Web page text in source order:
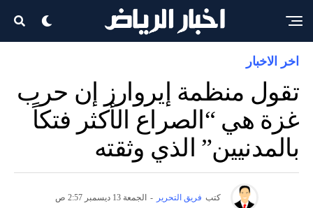
اخر الاخبار
تقول منظمة إيروارز إن حرب
غزة هي “الصراع الأكثر فتكاً
بالمدنيين” الذي وثقته
كتب فريق التحرير - الجمعة 13 ديسمبر 2:57 ص